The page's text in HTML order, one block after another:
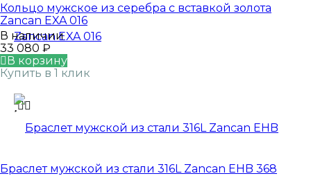
Кольцо мужское из серебра с вставкой золота
Zancan EXA 016
В наличии
33 080 ₽
В корзину
Купить в 1 клик
Браслет мужской из стали 316L Zancan EHB 368